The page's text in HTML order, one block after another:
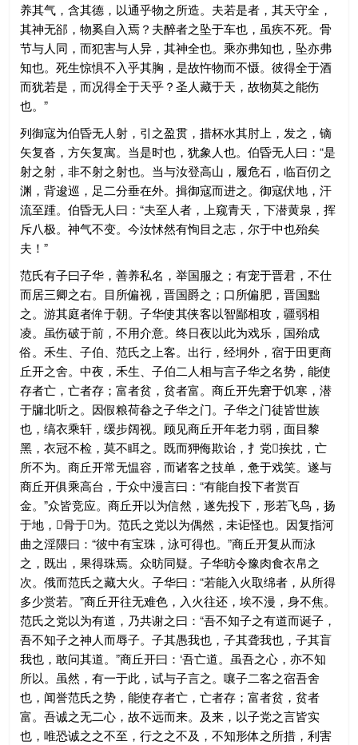
养其气，含其德，以通乎物之所造。夫若是者，其天守全，
其神无郤，物奚自入焉？夫醉者之坠于车也，虽疾不死。骨
节与人同，而犯害与人异，其神全也。乘亦弗知也，坠亦弗
知也。死生惊惧不入乎其胸，是故忤物而不慑。彼得全于酒
而犹若是，而况得全于天乎？圣人藏于天，故物莫之能伤
也。”
列御寇为伯昏无人射，引之盈贯，措杯水其肘上，发之，镝
矢复沓，方矢复寓。当是时也，犹象人也。伯昏无人曰：“是
射之射，非不射之射也。当与汝登高山，履危石，临百仞之
渊，背逡巡，足二分垂在外。揖御寇而进之。御寇伏地，汗
流至踵。伯昏无人曰：“夫至人者，上窥青天，下潜黄泉，挥
斥八极。神气不变。今汝怵然有恂目之志，尔于中也殆矣
夫！”
范氏有子曰子华，善养私名，举国服之；有宠于晋君，不仕
而居三卿之右。目所偏视，晋国爵之；口所偏肥，晋国黜
之。游其庭者侔于朝。子华使其侠客以智鄙相攻，疆弱相
凌。虽伤破于前，不用介意。终日夜以此为戏乐，国殆成
俗。禾生、子伯、范氏之上客。出行，经坰外，宿于田更商
丘开之舍。中夜，禾生、子伯二人相与言子华之名势，能使
存者亡，亡者存；富者贫，贫者富。商丘开先窘于饥寒，潜
于牖北听之。因假粮荷畚之子华之门。子华之门徒皆世族
也，缟衣乘轩，缓步阔视。顾见商丘开年老力弱，面目黎
黑，衣冠不检，莫不眲之。既而狎侮欺诒，扌党挨抌，亡
所不为。商丘开常无愠容，而诸客之技单，惫于戏笑。遂与
商丘开俱乘高台，于众中漫言曰：“有能自投下者赏百
金。”众皆竞应。商丘开以为信然，遂先投下，形若飞鸟，扬
于地，𩨒骨于为。范氏之党以为偶然，未讵怪也。因复指河
曲之淫隈曰：“彼中有宝珠，泳可得也。”商丘开复从而泳
之，既出，果得珠焉。众昉同疑。子华昉令豫肉食衣帛之
次。俄而范氏之藏大火。子华曰：“若能入火取绵者，从所得
多少赏若。”商丘开往无难色，入火往还，埃不漫，身不焦。
范氏之党以为有道，乃共谢之曰：“吾不知子之有道而诞子，
吾不知子之神人而辱子。子其愚我也，子其聋我也，子其盲
我也，敢问其道。”商丘开曰：‘吾亡道。虽吾之心，亦不知
所以。虽然，有一于此，试与子言之。嚷子二客之宿吾舍
也，闻誉范氏之势，能使存者亡，亡者存；富者贫，贫者
富。吾诚之无二心，故不远而来。及来，以子党之言皆实
也，唯恐诚之之不至，行之之不及，不知形体之所措，利害